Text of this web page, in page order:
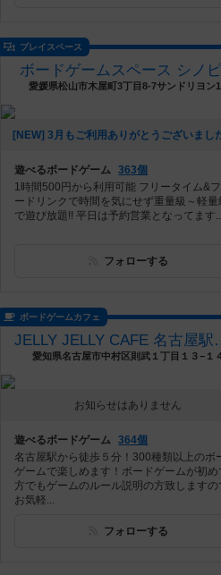
プレイスペース
ボードゲームスペース シノ
愛媛県松山市木屋町3丁目8-7サンドリヨン
遊べるボードゲーム 363個
1時間500円から利用可能 フリータイム&フ
ードリンクで時間を気にせず重量級～軽量
で遊び放題!! 平日は予約営業となってます
フォローする
ボードゲームカフェ
JELLY
愛知県名古屋市中村区則武１丁目１３−１
お知らせはありません
遊べるボードゲーム 364個
名古屋駅から徒歩５分！300種類以上のボ
ゲームで楽しめます！ボードゲームが初め
方でもゲームのルール説明の方致しますの
お気軽...
フォローする